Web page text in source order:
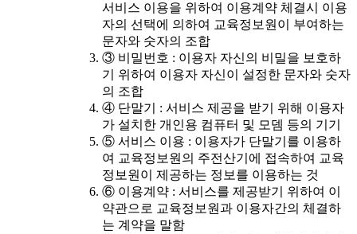
서비스 이용을 위하여 이용계약 체결시 이용
자의 선택에 의하여 교육정보원이 부여하는
문자와 숫자의 조합
③ 비밀번호 : 이용자 자신의 비밀을 보호하
기 위하여 이용자 자신이 설정한 문자와 숫자
의 조합
④ 단말기 : 서비스 제공을 받기 위해 이용자
가 설치한 개인용 컴퓨터 및 모뎀 등의 기기
⑤ 서비스 이용 : 이용자가 단말기를 이용하
여 교육정보원의 주전산기에 접속하여 교육
정보원이 제공하는 정보를 이용하는 것
⑥ 이용계약 : 서비스를 제공받기 위하여 이
약관으로 교육정보원과 이용자간의 체결하
는 계약을 말함